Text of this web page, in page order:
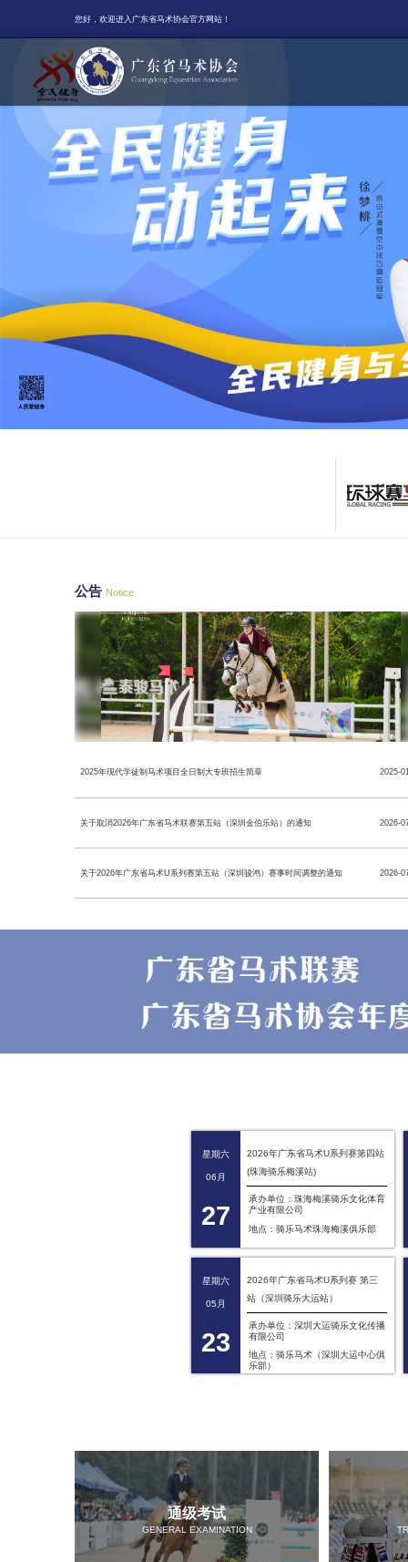
您好，欢迎进入广东省马术协会官方网站！
公告 Notice
2025年现代学徒制马术项目全日制大专班招生简章 2025-
关于取消2026年广东省马术联赛第五站（深圳金伯乐站）的通知 2026-
关于2026年广东省马术U系列赛第五站（深圳骏鸿）赛事时间调整的通知 2026-
星期六
06月
27
2026年广东省马术U系列赛第四站
(珠海骑乐梅溪站)
承办单位：珠海梅溪骑乐文化体育
产业有限公司
地点：骑乐马术珠海梅溪俱乐部
星期六
05月
23
2026年广东省马术U系列赛 第三
站（深圳骑乐大运站）
承办单位：深圳大运骑乐文化传播
有限公司
地点：骑乐马术（深圳大运中心俱
乐部）
通级考试
GENERAL EXAMINATION